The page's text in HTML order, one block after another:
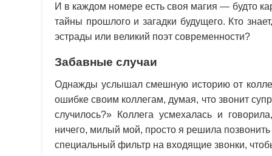
И в каждом номере есть своя магия — будто
тайны прошлого и загадки будущего. Кто
эстрады или великий поэт современности?
Забавные случаи
Однажды услышал смешную историю от
ошибке своим коллегам, думая, что звонит
случилось?» Коллега усмехалась и
ничего, милый мой, просто я решила
специальный фильтр на входящие звонки,